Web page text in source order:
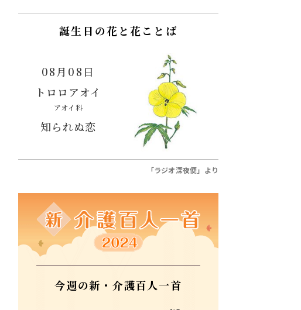
誕生日の花と花ことば
08月08日
トロロアオイ
アオイ科
知られぬ恋
「ラジオ深夜便」より
今週の新・介護百人一首